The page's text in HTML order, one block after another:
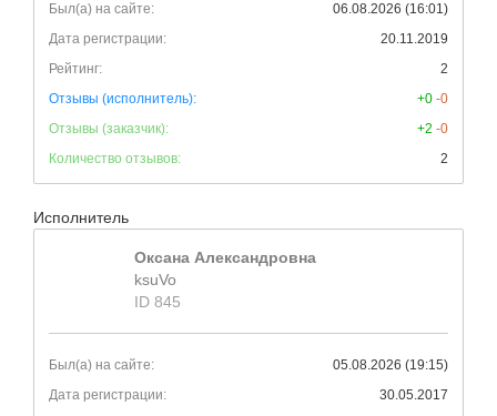
Был(а) на сайте:
06.08.2026 (16:01)
Дата регистрации:
20.11.2019
Рейтинг:
2
Отзывы (исполнитель):
+0 -0
Отзывы (заказчик):
+2 -0
Количество отзывов:
2
Исполнитель
Оксана Александровна
ksuVo
ID 845
Был(а) на сайте:
05.08.2026 (19:15)
Дата регистрации:
30.05.2017